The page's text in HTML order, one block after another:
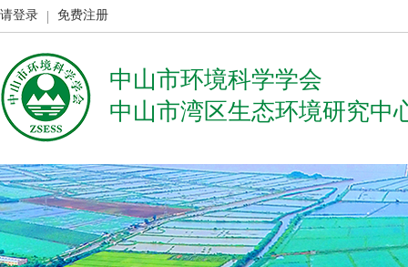
请登录 免费注册
中山市环境科学学会
中山市湾区生态环境研究中